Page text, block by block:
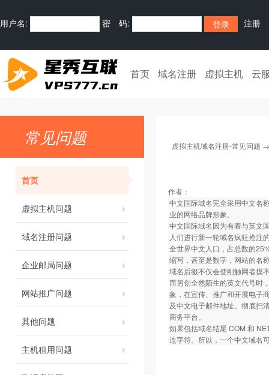
用户名: 密 码: 注册
首页 域名注册 虚拟主机 云
常见问题
首页
虚拟主机问题
域名注册问题
企业邮局问题
网站推广问题
其他问题
主机租用问题
虚拟主机域名注册-常见问题
作者：
中文国际域名完全采用中文名
业的网络品牌形象。
中文国际域名因为有着与英文
人们进行新一轮域名疯狂抢注
全世界中文人口，占总数的
缩写，甚至是数字，网站的名
域名后缀不仅会使刚触网者摸
而另创全然陌生的英文代号时
象，在宣传、推广和开展电子
及中文电子邮件地址。彻底扫
商务平台。
如果包括域名结尾 COM 和
连字符。所以，一个中文域名